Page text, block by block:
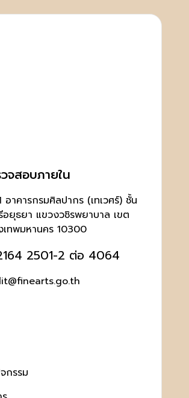
จสอบภายใน
อาคารกรมศิลปากร (เทเวศร์) ชั้น
ยุธยา แขวงวชิรพยาบาล เขต
ทพมหานคร 10300
2501-2 ต่อ 4064
กรรม